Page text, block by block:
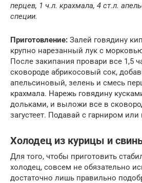
перцев, 1 ч.л. крахмала, 4 ст.л.
специи.
Приготовление: Залей говядину
крупно нарезанный лук с
После закипания провари все 1,5
сковороде абрикосовый сок,
апельсиновый, зелень и смесь
крахмала. Нарежь говядину
дольками, и выложи все в
загустеет. Подавай с гарниром
Холодец из курицы и
Для того, чтобы приготовить
холодец, совсем не обязательно
достаточно лишь правильно